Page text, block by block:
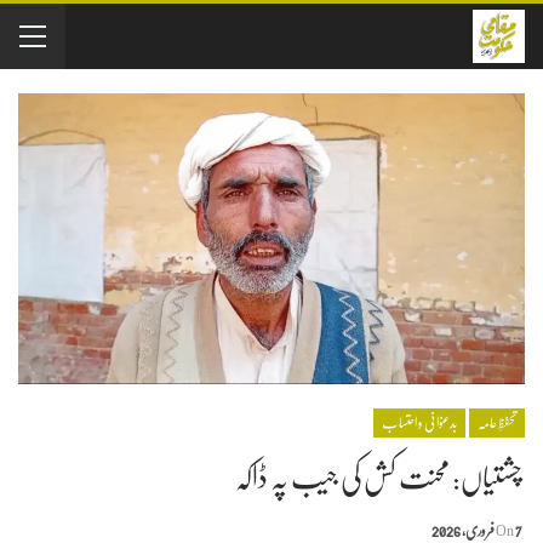
تحفظِ عامہ بدعنوانی و احتساب
چشتیاں: محنت کش کی جیب پہ ڈاکہ
On 7 فروری, 2026